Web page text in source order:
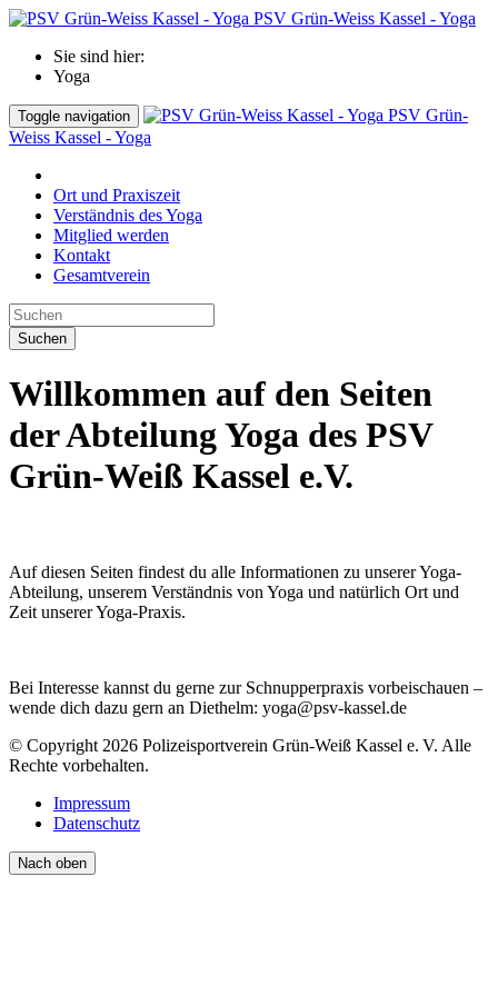
PSV Grün-Weiss Kassel - Yoga
Sie sind hier:
Yoga
Toggle navigation
PSV Grün-
Weiss Kassel - Yoga
Ort und Praxiszeit
Verständnis des Yoga
Mitglied werden
Kontakt
Gesamtverein
Suchen
Willkommen auf den Seiten
der Abteilung Yoga des PSV
Grün-Weiß Kassel e.V.
Auf diesen Seiten findest du alle Informationen zu unserer Yoga-
Abteilung, unserem Verständnis von Yoga und natürlich Ort und
Zeit unserer Yoga-Praxis.
Bei Interesse kannst du gerne zur Schnupperpraxis vorbeischauen –
wende dich dazu gern an Diethelm: yoga@psv-kassel.de
© Copyright 2026 Polizeisportverein Grün-Weiß Kassel e. V. Alle
Rechte vorbehalten.
Impressum
Datenschutz
Nach oben